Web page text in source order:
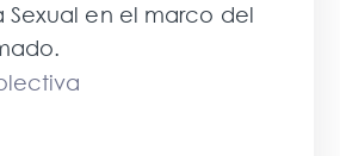
en el marco del